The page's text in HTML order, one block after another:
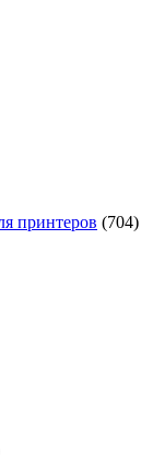
принтеров (704)